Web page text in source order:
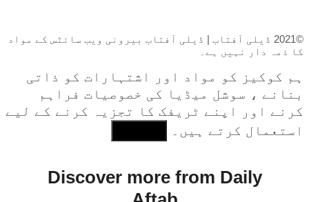
©2021 ڈیلی آفتاب | ڈیلی آفتاب بیرونی ویب سائٹس کے مواد
کا ذمہ دار نہیں ہے۔
ہم کوکیز کو مواد اور اشتہارات کو ذاتی
بنانے ، سوشل میڈیا کی خصوصیات فراہم
کرنے اور اپنے ٹریفک کا تجزیہ کرنے کے لیے
استعمال کرتے ہیں۔
Discover more from Daily